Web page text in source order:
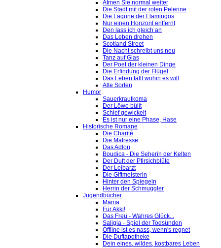
Atmen Sie normal weiter
Die Stadt mit der roten Pelerine
Die Lagune der Flamingos
Nur einen Horizont entfernt
Den lass ich gleich an
Das Leben drehen
Scotland Street
Die Nacht schreibt uns neu
Tanz auf Glas
Der Poet der kleinen Dinge
Die Erfindung der Flügel
Das Leben fällt wohin es will
Alte Sorten
Humor
Sauerkrautkoma
Der Löwe büllt
Schief gewickelt
Es ist nur eine Phase, Hase
Historische Romane
Die Charité
Die Mätresse
Das Adlon
Boudica - Die Seherin der Kelten
Der Duft der Pfirsichblüte
Der Leibarzt
Die Giftmeisterin
Hinter den Spiegeln
Herrin der Schmuggler
Jugendbücher
Mama
Für Akki!
Das Freu - Wahres Glück...
Saligia - Spiel der Todsünden
Offline ist es nass, wenn's regnet
Die Duftapotheke
Dein eines, wildes, kostbares Leben